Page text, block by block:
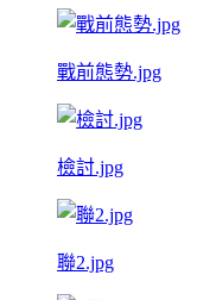
戰前態勢.jpg
檢討.jpg
聯2.jpg